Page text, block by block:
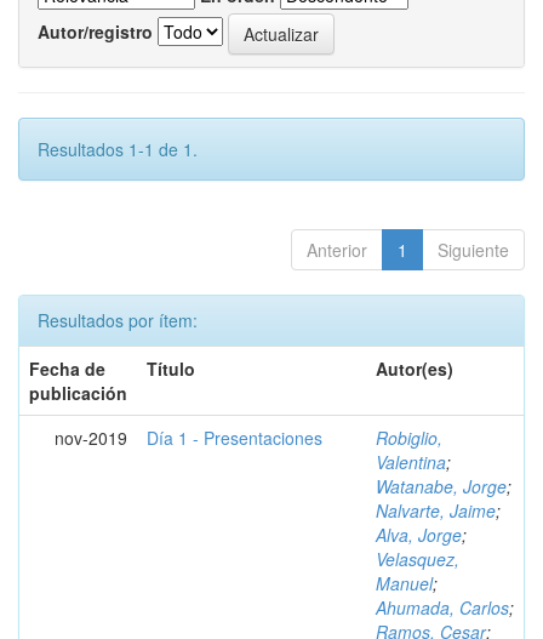
Autor/registro
Resultados 1-1 de 1.
Anterior 1 Siguiente
Resultados por ítem:
Fecha de
publicación
Título Autor(es)
nov-2019 Día 1 - Presentaciones
Robiglio,
Valentina;
Watanabe, Jorge;
Nalvarte, Jaime;
Alva, Jorge;
Velasquez,
Manuel;
Ahumada, Carlos;
Ramos, Cesar;